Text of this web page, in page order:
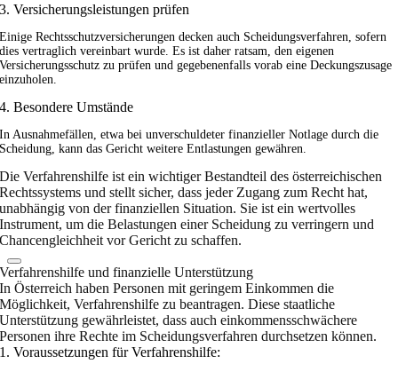
3. Versicherungsleistungen prüfen
Einige Rechtsschutzversicherungen decken auch Scheidungsverfahren, sofern
dies vertraglich vereinbart wurde. Es ist daher ratsam, den eigenen
Versicherungsschutz zu prüfen und gegebenenfalls vorab eine Deckungszusage
einzuholen.
4. Besondere Umstände
In Ausnahmefällen, etwa bei unverschuldeter finanzieller Notlage durch die
Scheidung, kann das Gericht weitere Entlastungen gewähren.
Die Verfahrenshilfe ist ein wichtiger Bestandteil des österreichischen
Rechtssystems und stellt sicher, dass jeder Zugang zum Recht hat,
unabhängig von der finanziellen Situation. Sie ist ein wertvolles
Instrument, um die Belastungen einer Scheidung zu verringern und
Chancengleichheit vor Gericht zu schaffen.
Verfahrenshilfe und finanzielle Unterstützung
In Österreich haben Personen mit geringem Einkommen die
Möglichkeit, Verfahrenshilfe zu beantragen. Diese staatliche
Unterstützung gewährleistet, dass auch einkommensschwächere
Personen ihre Rechte im Scheidungsverfahren durchsetzen können.
1. Voraussetzungen für Verfahrenshilfe: